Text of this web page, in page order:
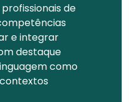
de
e integrar
destaque
como